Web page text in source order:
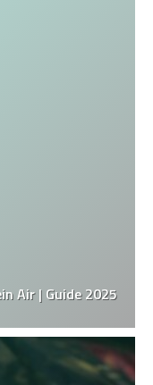
Air | Guide 2025